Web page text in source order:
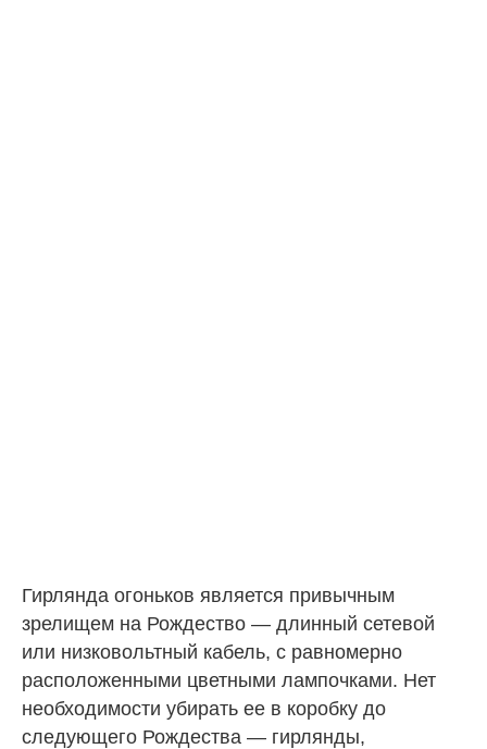
Гирлянда огоньков является привычным
зрелищем на Рождество — длинный сетевой
или низковольтный кабель, с равномерно
расположенными цветными лампочками. Нет
необходимости убирать ее в коробку до
следующего Рождества — гирлянды,